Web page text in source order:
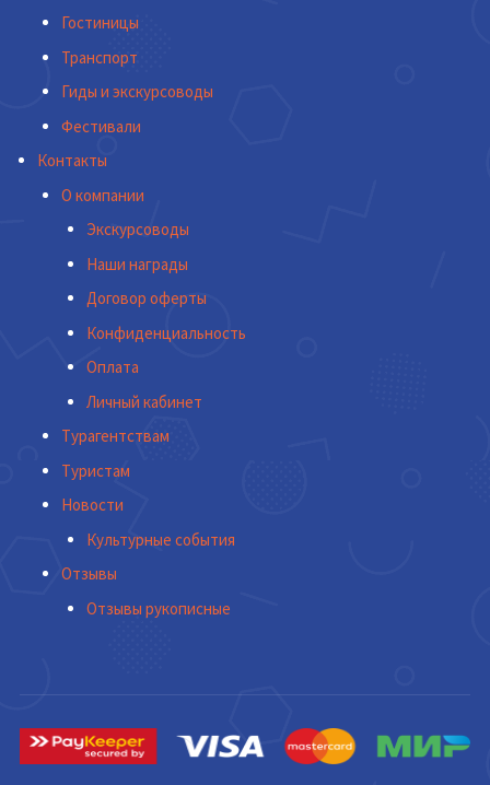
Гостиницы
Транспорт
Гиды и экскурсоводы
Фестивали
Контакты
О компании
Экскурсоводы
Наши награды
Договор оферты
Конфиденциальность
Оплата
Личный кабинет
Турагентствам
Туристам
Новости
Культурные события
Отзывы
Отзывы рукописные